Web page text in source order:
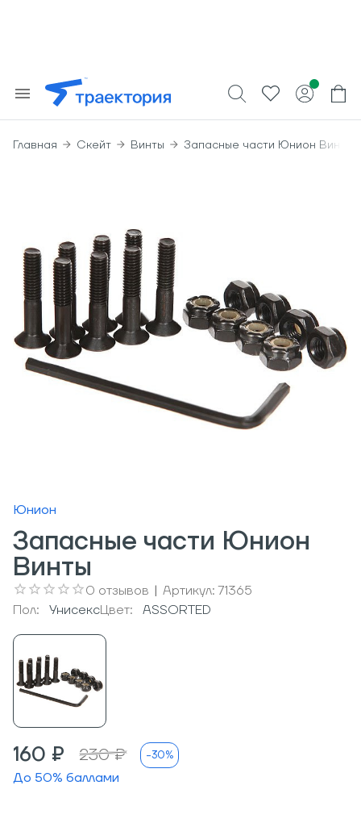
Главная Скейт Винты Запасные части Юнион Винты
Юнион
Запасные части Юнион
Винты
0 отзывов | Артикул:71365
Пол:
УнисексЦвет: ASSORTED
160 ₽ 230 ₽ -30%
До 50% баллами